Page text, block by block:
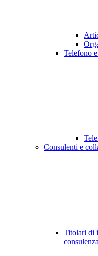
Telefono
Consulenti e
Titolari di
consulenza